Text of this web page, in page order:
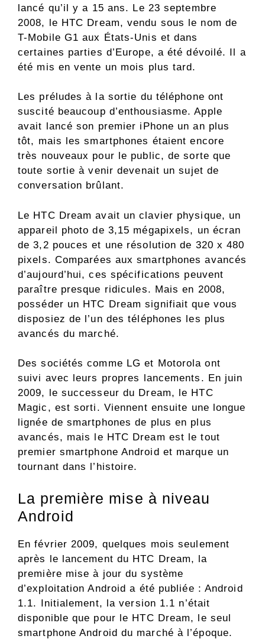
lancé qu’il y a 15 ans. Le 23 septembre
2008, le HTC Dream, vendu sous le nom de
T-Mobile G1 aux États-Unis et dans
certaines parties d’Europe, a été dévoilé. Il a
été mis en vente un mois plus tard.
Les préludes à la sortie du téléphone ont
suscité beaucoup d’enthousiasme. Apple
avait lancé son premier iPhone un an plus
tôt, mais les smartphones étaient encore
très nouveaux pour le public, de sorte que
toute sortie à venir devenait un sujet de
conversation brûlant.
Le HTC Dream avait un clavier physique, un
appareil photo de 3,15 mégapixels, un écran
de 3,2 pouces et une résolution de 320 x 480
pixels. Comparées aux smartphones avancés
d’aujourd’hui, ces spécifications peuvent
paraître presque ridicules. Mais en 2008,
posséder un HTC Dream signifiait que vous
disposiez de l’un des téléphones les plus
avancés du marché.
Des sociétés comme LG et Motorola ont
suivi avec leurs propres lancements. En juin
2009, le successeur du Dream, le HTC
Magic, est sorti. Viennent ensuite une longue
lignée de smartphones de plus en plus
avancés, mais le HTC Dream est le tout
premier smartphone Android et marque un
tournant dans l’histoire.
La première mise à niveau
Android
En février 2009, quelques mois seulement
après le lancement du HTC Dream, la
première mise à jour du système
d’exploitation Android a été publiée : Android
1.1. Initialement, la version 1.1 n’était
disponible que pour le HTC Dream, le seul
smartphone Android du marché à l’époque.